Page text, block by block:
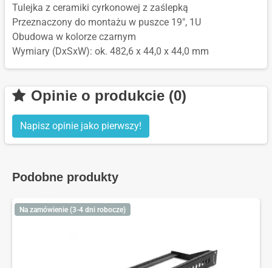
Tulejka z ceramiki cyrkonowej z zaślepką
Przeznaczony do montażu w puszce 19", 1U
Obudowa w kolorze czarnym
Wymiary (DxSxW): ok. 482,6 x 44,0 x 44,0 mm
Opinie o produkcie (0)
Napisz opinie jako pierwszy!
Podobne produkty
Na zamówienie (3-4 dni robocze)